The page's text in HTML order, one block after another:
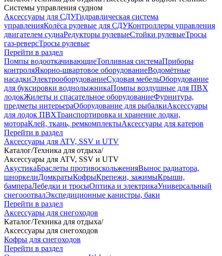
Системы управления судном
Аксессуары для СДУГидравлическая система
управленияКолёса рулевые для СДУКонтроллеры управления
двигателем суднаРедукторы рулевыеСтойки рулевыеТросы
газ-реверсТросы рулевые
Перейти в раздел
Помпы водооткачивающиеТопливная системаПриборы
контроляЯкорно-швартовое оборудованиеВодомётные
насадкиЭлектрооборудованиеСудовая мебельОборудование
для буксировки воднолыжникаПомпы воздушные для ПВХ
лодокЖилеты и спасательное оборудованиеФурнитура,
предметы интерьераОборудование для рыбалкиАксессуары
для лодок ПВХТранспортировка и хранение лодки,
мотораКлей, ткань, ремкомплектыАксессуары для катеров
Перейти в раздел
Аксессуары для ATV, SSV и UTV
Каталог/Техника для отдыха/
Аксессуары для ATV, SSV и UTV
АкустикаБраслеты противоскольженияВынос радиатора,
шноркелиДомкратыКофрыКрепежи, зажимыКрыши,
бампераЛебедки и тросыОптика и электрикаУниверсальный
снегооотвалЭкспедиционные канистры, баки
Перейти в раздел
Аксессуары для снегоходов
Каталог/Техника для отдыха/
Аксессуары для снегоходов
Кофры для снегоходов
Перейти в раздел